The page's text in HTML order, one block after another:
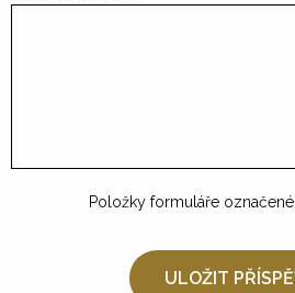
Položky formuláře označené